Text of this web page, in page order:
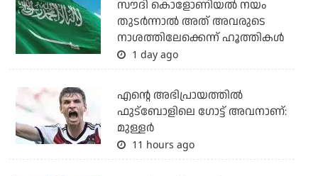
സൗദി കൊളോണിയല്‍ നയം
തുടര്‍ന്നാല്‍ അത് അവരുടെ
നാശത്തിലേക്കെന്ന് ഹൂത്തികള്‍
1 day ago
എന്റെ അഭിപ്രായത്തില്‍
ഫുട്‌ബോളിലെ ഗോട്ട് അവനാണ്:
മുള്ളര്‍
11 hours ago